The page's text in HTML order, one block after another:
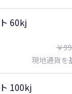
60kj
￥
現地通貨を
100kj